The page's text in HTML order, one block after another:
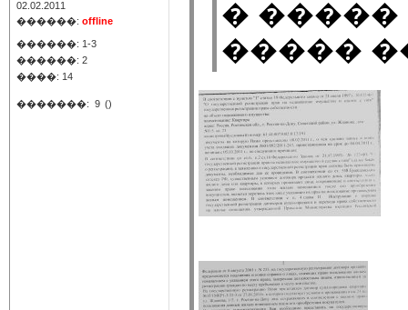
02.02.2011
������: offline
������: 1-3
������: 2
����: 14
�������: 9 ()
�
�����